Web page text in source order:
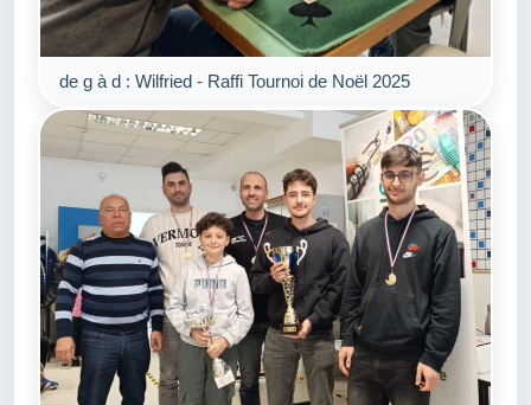
de g à d : Wilfried - Raffi Tournoi de Noël 2025